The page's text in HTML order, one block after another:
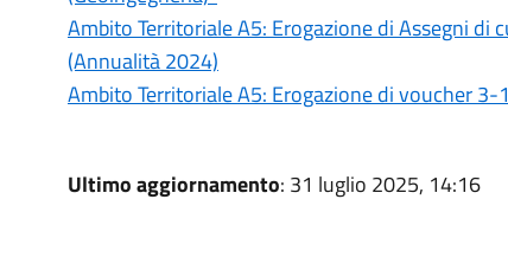
Ambito Territoriale A5: Erogazione di Assegni di
(Annualità 2024)
Ambito Territoriale A5: Erogazione di voucher
Ultimo aggiornamento: 31 luglio 2025, 14:16